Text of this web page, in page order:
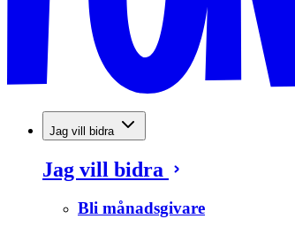
Jag vill bidra
Jag vill bidra
Bli månadsgivare